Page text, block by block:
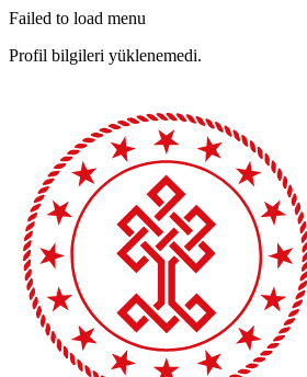
Failed to load menu
Profil bilgileri yüklenemedi.